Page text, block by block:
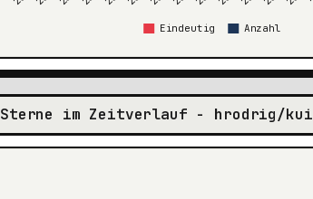
Sterne im Zeitverlauf - hrodrig/kui